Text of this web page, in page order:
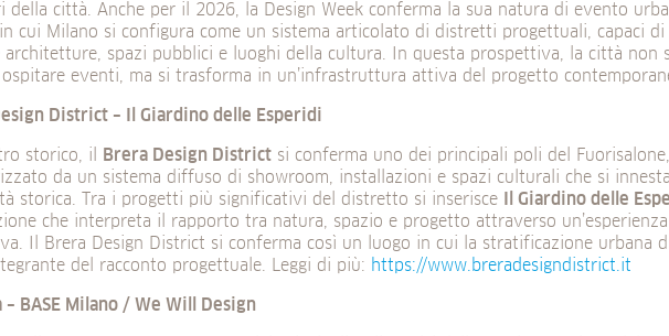
della città. Anche per il 2026, la Design Week conferma la sua natura di evento
cui Milano si configura come un sistema articolato di distretti progettuali, capaci di
architetture, spazi pubblici e luoghi della cultura. In questa prospettiva, la città non
ospitare eventi, ma si trasforma in un’infrastruttura attiva del progetto
District – Il Giardino delle Esperidi
storico, il Brera Design District si conferma uno dei principali poli del Fuorisalone,
da un sistema diffuso di showroom, installazioni e spazi culturali che si
storica. Tra i progetti più significativi del distretto si inserisce
Il Giardino delle
che interpreta il rapporto tra natura, spazio e progetto attraverso un’esperienza
Il Brera Design District si conferma così un luogo in cui la stratificazione urbana
del racconto progettuale. Leggi di più: https://www.breradesigndistrict.it
– BASE Milano / We Will Design